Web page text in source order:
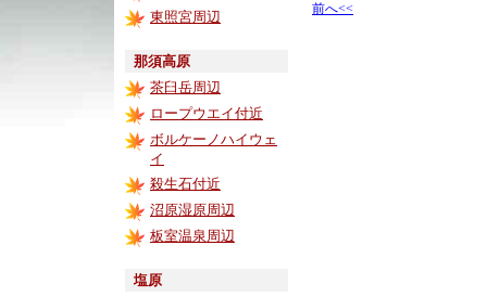
東照宮周辺
那須高原
茶臼岳周辺
ロープウエイ付近
ボルケーノハイウェ
イ
殺生石付近
沼原湿原周辺
板室温泉周辺
塩原
前へ<<